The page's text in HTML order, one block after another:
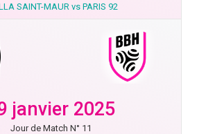
SAINT-MAUR vs PARIS 92
janvier 2025
Jour de Match N° 11